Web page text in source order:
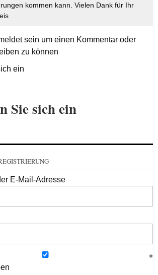
kommen kann. Vielen Dank für Ihr
sein um einen Kommentar oder
zu können
ein
Sie sich ein
E-Mail-Adresse